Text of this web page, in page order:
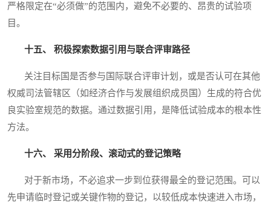
严格限定在“必须做”的范围内，避免不必要的、昂贵的试验项
目。
十五、 积极探索数据引用与联合评审路径
关注目标国是否参与国际联合评审计划，或是否认可在其他
权威司法管辖区（如经济合作与发展组织成员国）生成的符合优
良实验室规范的数据。通过数据引用，是降低试验成本的根本性
方法。
十六、 采用分阶段、滚动式的登记策略
对于新市场，不必追求一步到位获得最全的登记范围。可以
先申请临时登记或关键作物的登记，以较低成本快速进入市场，